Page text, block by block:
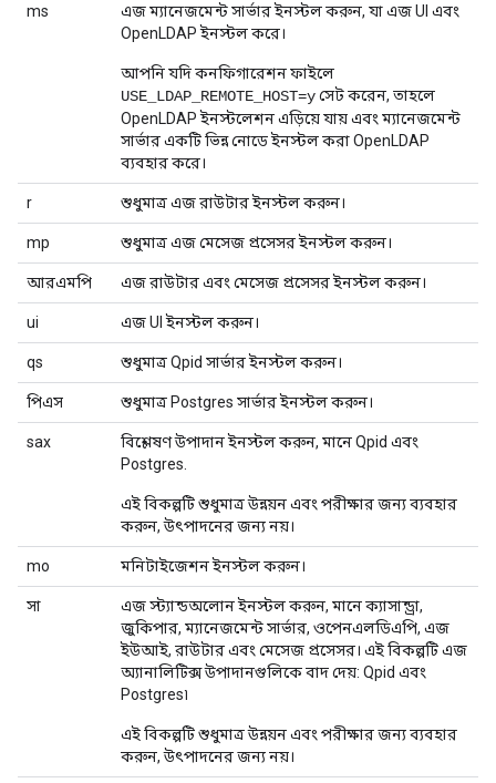
ms
এজ ম্যানেজমেন্ট সার্ভার ইনস্টল করুন, যা এজ UI এবং
OpenLDAP ইনস্টল করে।
আপনি যদি কনফিগারেশন ফাইলে
USE_LDAP_REMOTE_HOST=yসেট করেন, তাহলে
OpenLDAP ইনস্টলেশন এড়িয়ে যায় এবং ম্যানেজমেন্ট
সার্ভার একটি ভিন্ন নোডে ইনস্টল করা OpenLDAP
ব্যবহার করে।
r শুধুমাত্র এজ রাউটার ইনস্টল করুন।
mp শুধুমাত্র এজ মেসেজ প্রসেসর ইনস্টল করুন।
আরএমপি এজ রাউটার এবং মেসেজ প্রসেসর ইনস্টল করুন।
ui এজ UI ইনস্টল করুন।
qs শুধুমাত্র Qpid সার্ভার ইনস্টল করুন।
পিএস শুধুমাত্র Postgres সার্ভার ইনস্টল করুন।
sax
বিশ্লেষণ উপাদান ইনস্টল করুন, মানে Qpid এবং
Postgres.
এই বিকল্পটি শুধুমাত্র উন্নয়ন এবং পরীক্ষার জন্য ব্যবহার
করুন, উৎপাদনের জন্য নয়।
mo মনিটাইজেশন ইনস্টল করুন।
সা
এজ স্ট্যান্ডঅলোন ইনস্টল করুন, মানে ক্যাসান্ড্রা,
জুকিপার, ম্যানেজমেন্ট সার্ভার, ওপেনএলডিএপি, এজ
ইউআই, রাউটার এবং মেসেজ প্রসেসর। এই বিকল্পটি এজ
অ্যানালিটিক্স উপাদানগুলিকে বাদ দেয়: Qpid এবং
Postgres৷
এই বিকল্পটি শুধুমাত্র উন্নয়ন এবং পরীক্ষার জন্য ব্যবহার
করুন, উৎপাদনের জন্য নয়।